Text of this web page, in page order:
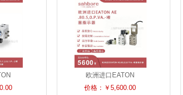
指示器
欧洲进口EATON
AE.80.5,0.P.VA.-堵塞指示器
价格：￥5,600.00